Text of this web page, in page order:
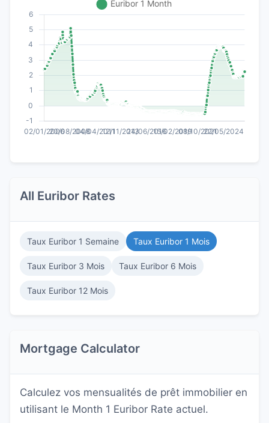
All Euribor Rates
Taux Euribor 1 Semaine Taux Euribor 1 Mois
Taux Euribor 3 Mois Taux Euribor 6 Mois
Taux Euribor 12 Mois
Mortgage Calculator
Calculez vos mensualités de prêt immobilier en
utilisant le Month 1 Euribor Rate actuel.